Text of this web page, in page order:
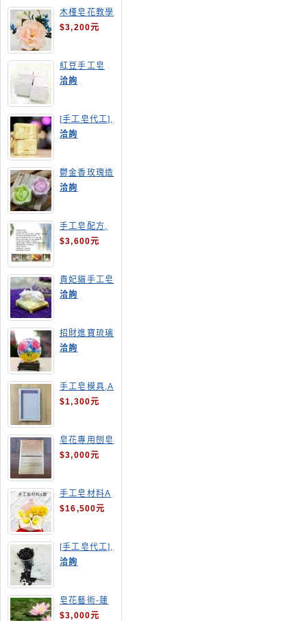
木槿皂花教學
$3,200元
紅豆手工皂
洽詢
[手工皂代工],
羊奶皂
洽詢
鬱金香玫瑰造
型手工皂
洽詢
手工皂配方,
手工皂教學
$3,600元
貴妃貓手工皂
洽詢
招財進寶琉璃
手工皂
洽詢
手工皂模具,A
4渲染盤
$1,300元
皂花專用刨皂
器
$3,000元
手工皂材料A
套
$16,500元
[手工皂代工],
釋迦手工皂
洽詢
皂花藝術-蓮
花
$3,000元